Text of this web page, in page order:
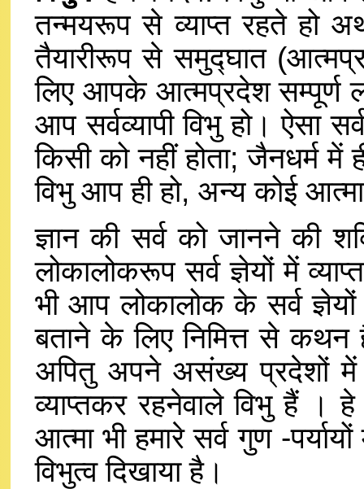
तन्मयरूप से व्याप्त रहते हो
तैयारीरूप से समुद्घात
लिए आपके आत्मप्रदेश सम्पूर्ण
आप सर्वव्यापी विभु हो। ऐसा
किसी को नहीं होता; जैनधर्म में
विभु आप ही हो, अन्य कोई आत्मा
ज्ञान की सर्व को जानने की
लोकालोकरूप सर्व ज्ञेयों में
भी आप लोकालोक के सर्व ज्ञेयों
बताने के लिए निमित्त से कथन
अपितु अपने असंख्य प्रदेशों में
व्याप्तकर रहनेवाले विभु हैं ।
आत्मा भी हमारे सर्व गुण -
विभुत्व दिखाया है।